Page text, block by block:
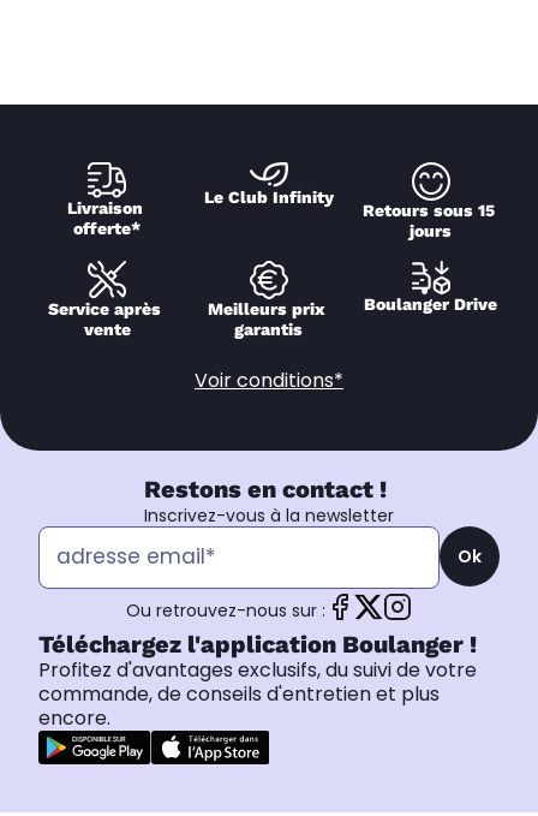
Livraison
offerte*
Le Club Infinity
Retours sous 15
jours
Service après
vente
Meilleurs prix
garantis
Boulanger Drive
Voir conditions*
Restons en contact !
Inscrivez-vous à la newsletter
Ok
Ou retrouvez-nous sur :
Téléchargez l'application Boulanger !
Profitez d'avantages exclusifs, du suivi de votre
commande, de conseils d'entretien et plus
encore.